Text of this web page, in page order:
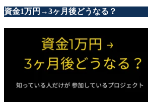
資金1万円→3ヶ月後どうなる？